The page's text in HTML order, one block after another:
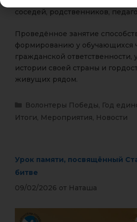
соседей, родственников,
Проведённое занятие
формированию у обучающихся
гражданской ответственности,
истории своей страны и
живущих рядом.
Волонтеры Победы, Год
Итоги, Мероприятия, Новости
Урок памяти, посвящённый
битве
09/02/2026 от Наташа